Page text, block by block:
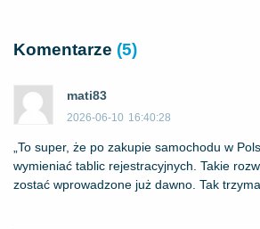
Komentarze (5)
mati83
2026-06-10 16:40:28
„To super, że po zakupie samochodu w
wymieniać tablic rejestracyjnych. Takie
zostać wprowadzone już dawno. Tak